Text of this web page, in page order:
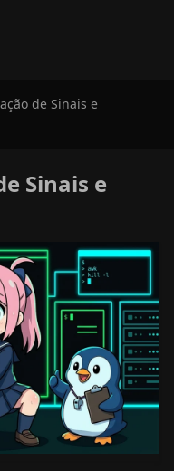
de Sinais e
Sinais e